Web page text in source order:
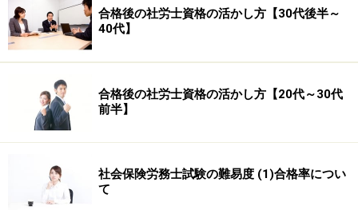
特に、これから社労士資格の取得を目指している方は、
間、考えない方がよいと言えます。
合格後の社労士資格の活かし方【30代後半～
40代】
合格後の社労士資格の活かし方【20代～30代
前半】
社会保険労務士試験の難易度 (1)合格率につい
て